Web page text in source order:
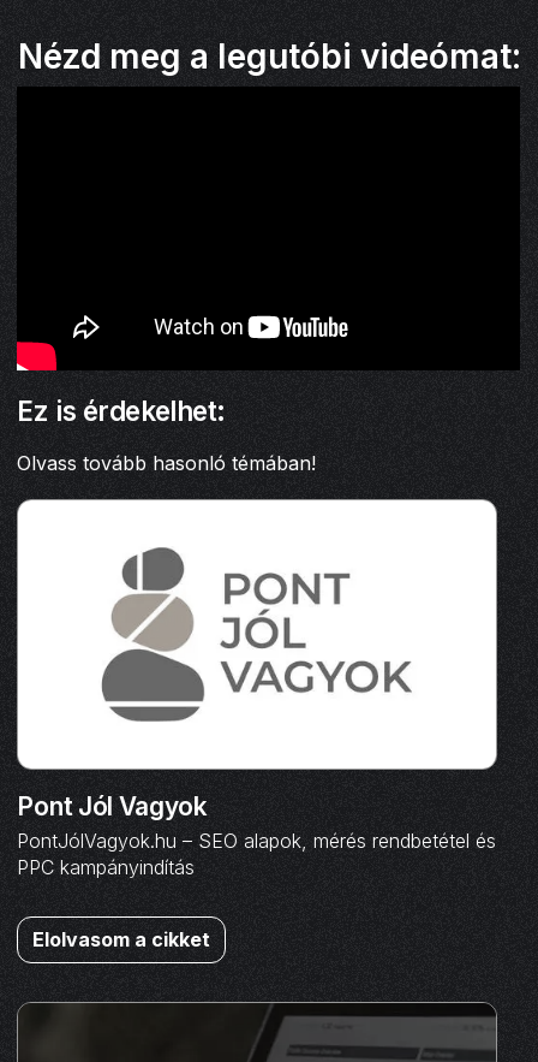
Nézd meg a legutóbi videómat:
Ez is érdekelhet:
Olvass tovább hasonló témában!
Pont Jól Vagyok
PontJólVagyok.hu – SEO alapok, mérés rendbetétel és
PPC kampányindítás
Elolvasom a cikket